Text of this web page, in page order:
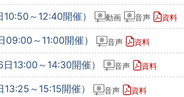
～12:40開催） 動画 音声 資料
09:00～11:00開催） 音声 資料
13:00～14:30開催） 音声 資料
～15:15開催） 音声 資料